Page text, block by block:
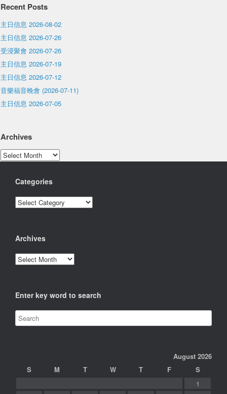
Recent Posts
主日信息 2026-08-02
主日信息 2026-07-26
受浸聚會 2026-07-26
主日信息 2026-07-19
主日信息 2026-07-12
音樂福音晚會 (2026-07-11)
主日信息 2026-07-05
Archives
Archives
Categories
Categories
Archives
Archives
Enter key word to search
August 2026
S
M T W T F
S
1